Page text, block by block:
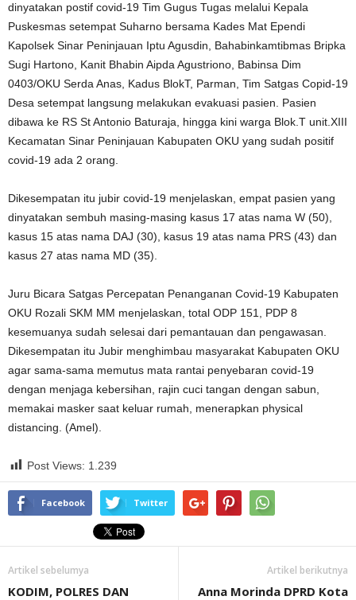
dinyatakan postif covid-19 Tim Gugus Tugas melalui Kepala
Puskesmas setempat Suharno bersama Kades Mat Ependi
Kapolsek Sinar Peninjauan Iptu Agusdin, Bahabinkamtibmas Bripka
Sugi Hartono, Kanit Bhabin Aipda Agustriono, Babinsa Dim
0403/OKU Serda Anas, Kadus BlokT, Parman, Tim Satgas Copid-19
Desa setempat langsung melakukan evakuasi pasien. Pasien
dibawa ke RS St Antonio Baturaja, hingga kini warga Blok.T unit.XIII
Kecamatan Sinar Peninjauan Kabupaten OKU yang sudah positif
covid-19 ada 2 orang.
Dikesempatan itu jubir covid-19 menjelaskan, empat pasien yang
dinyatakan sembuh masing-masing kasus 17 atas nama W (50),
kasus 15 atas nama DAJ (30), kasus 19 atas nama PRS (43) dan
kasus 27 atas nama MD (35).
Juru Bicara Satgas Percepatan Penanganan Covid-19 Kabupaten
OKU Rozali SKM MM menjelaskan, total ODP 151, PDP 8
kesemuanya sudah selesai dari pemantauan dan pengawasan.
Dikesempatan itu Jubir menghimbau masyarakat Kabupaten OKU
agar sama-sama memutus mata rantai penyebaran covid-19
dengan menjaga kebersihan, rajin cuci tangan dengan sabun,
memakai masker saat keluar rumah, menerapkan physical
distancing. (Amel).
Post Views: 1.239
Facebook Twitter
Artikel sebelumya
KODIM, POLRES DAN
Artikel berikutnya
Anna Morinda DPRD Kota